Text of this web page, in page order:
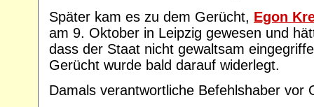
Später kam es zu dem Gerücht, Egon
am 9. Oktober in Leipzig gewesen und
dass der Staat nicht gewaltsam
Gerücht wurde bald darauf widerlegt.
Damals verantwortliche Befehlshaber vor